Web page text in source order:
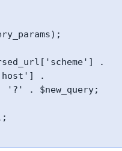
.
. $new_query;